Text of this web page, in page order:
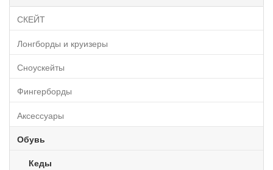
СКЕЙТ
Лонгборды и круизеры
Сноускейты
Фингерборды
Аксессуары
Обувь
Кеды